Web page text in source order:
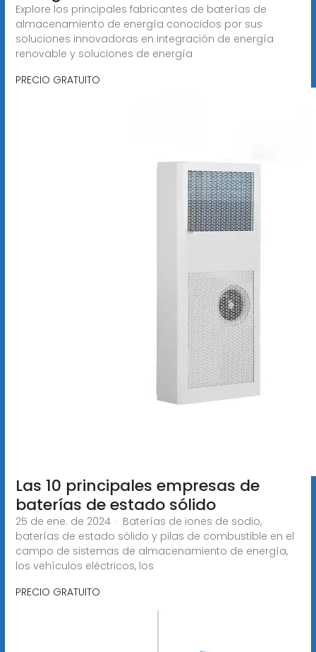
Explore los principales fabricantes de baterías de
almacenamiento de energía conocidos por sus
soluciones innovadoras en integración de energía
renovable y soluciones de energía
PRECIO GRATUITO
Las 10 principales empresas de
baterías de estado sólido
25 de ene. de 2024 · Baterías de iones de sodio,
baterías de estado sólido y pilas de combustible en el
campo de sistemas de almacenamiento de energía,
los vehículos eléctricos, los
PRECIO GRATUITO